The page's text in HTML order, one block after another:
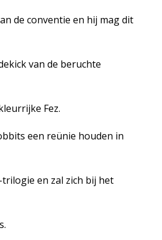
de conventie en hij mag dit
van de beruchte
Fez.
een reünie houden in
en zal zich bij het